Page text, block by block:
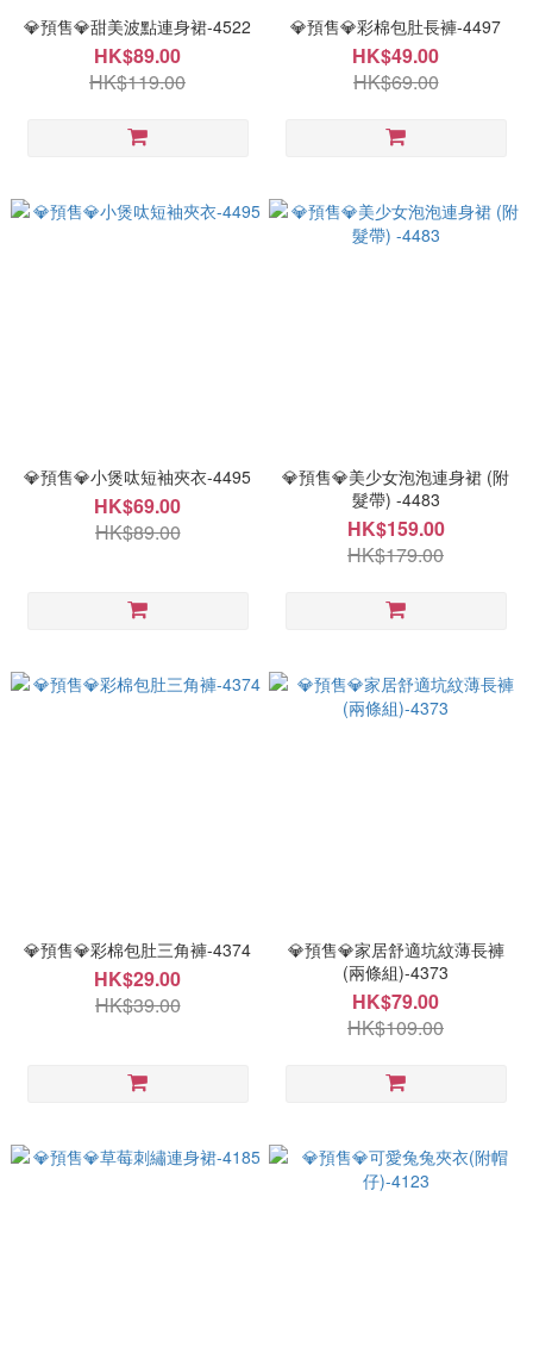
💎預售💎甜美波點連身裙-4522
HK$89.00
HK$119.00
💎預售💎彩棉包肚長褲-4497
HK$49.00
HK$69.00
💎預售💎小煲呔短袖夾衣-4495
HK$69.00
HK$89.00
💎預售💎美少女泡泡連身裙 (附
髮帶) -4483
HK$159.00
HK$179.00
💎預售💎彩棉包肚三角褲-4374
HK$29.00
HK$39.00
💎預售💎家居舒適坑紋薄長褲
(兩條組)-4373
HK$79.00
HK$109.00